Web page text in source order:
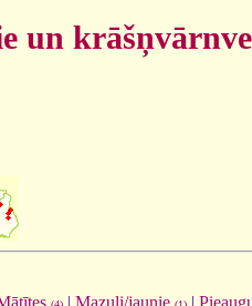
un
| Mazuļi/jaunie |